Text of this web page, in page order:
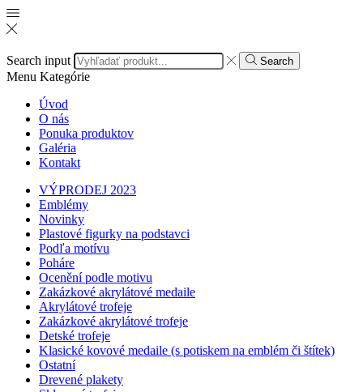
Search input Search
Menu Kategórie
Úvod
O nás
Ponuka produktov
Galéria
Kontakt
VÝPRODEJ 2023
Emblémy
Novinky
Plastové figurky na podstavci
Podľa motívu
Poháre
Ocenění podle motivu
Zakázkové akrylátové medaile
Akrylátové trofeje
Zakázkové akrylátové trofeje
Detské trofeje
Klasické kovové medaile (s potiskem na emblém či štítek)
Ostatní
Drevené plakety